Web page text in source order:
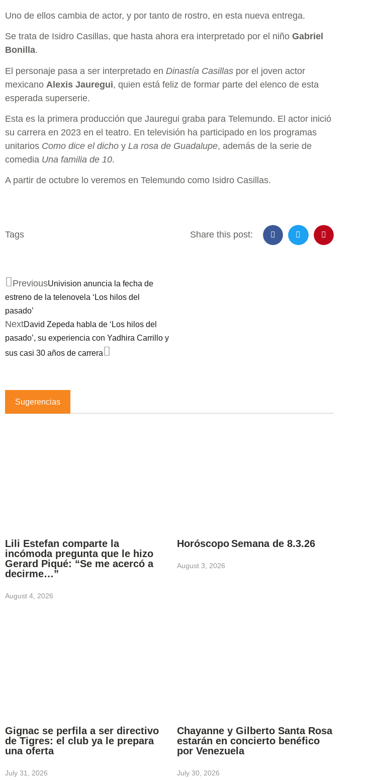
Uno de ellos cambia de actor, y por tanto de rostro, en esta nueva entrega.
Se trata de Isidro Casillas, que hasta ahora era interpretado por el niño Gabriel
Bonilla.
El personaje pasa a ser interpretado en Dinastía Casillas por el joven actor
mexicano Alexis Jauregui, quien está feliz de formar parte del elenco de esta
esperada superserie.
Esta es la primera producción que Jauregui graba para Telemundo. El actor inició
su carrera en 2023 en el teatro. En televisión ha participado en los programas
unitarios Como dice el dicho y La rosa de Guadalupe, además de la serie de
comedia Una familia de 10.
A partir de octubre lo veremos en Telemundo como Isidro Casillas.
Tags Share this post:
PreviousUnivision anuncia la fecha de
estreno de la telenovela ‘Los hilos del
pasado’
NextDavid Zepeda habla de ‘Los hilos del
pasado’, su experiencia con Yadhira Carrillo y
sus casi 30 años de carrera
Sugerencias
Lili Estefan comparte la
incómoda pregunta que le hizo
Gerard Piqué: “Se me acercó a
decirme…”
August 4, 2026
Horóscopo Semana de 8.3.26
August 3, 2026
Gignac se perfila a ser directivo
de Tigres: el club ya le prepara
una oferta
July 31, 2026
Chayanne y Gilberto Santa Rosa
estarán en concierto benéfico
por Venezuela
July 30, 2026